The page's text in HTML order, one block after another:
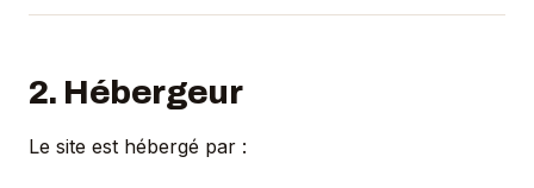
2. Hébergeur
Le site est hébergé par :